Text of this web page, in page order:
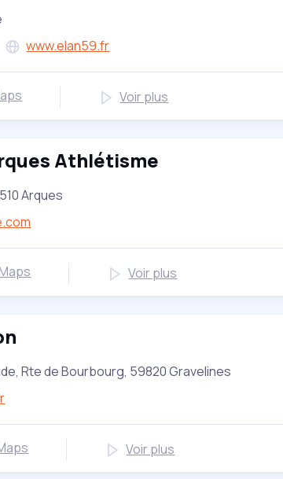
www.elan59.fr
Voir plus
Athlétisme
Arques
Voir plus
Rte de Bourbourg, 59820 Gravelines
Voir plus